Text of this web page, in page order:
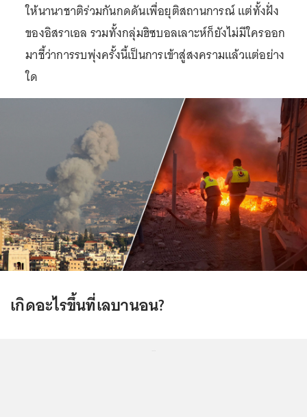
ให้นานาชาติร่วมกันกดดันเพื่อยุติสถานการณ์ แต่ทั้งฝั่ง
ของอิสราเอล รวมทั้งกลุ่มฮิซบอลเลาะห์ก็ยังไม่มีใครออก
มาชี้ว่าการรบพุ่งครั้งนี้เป็นการเข้าสู่สงครามแล้วแต่อย่าง
ใด
เกิดอะไรขึ้นที่เลบานอน?